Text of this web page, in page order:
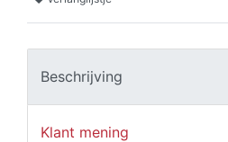
Beschrijving
Klant mening